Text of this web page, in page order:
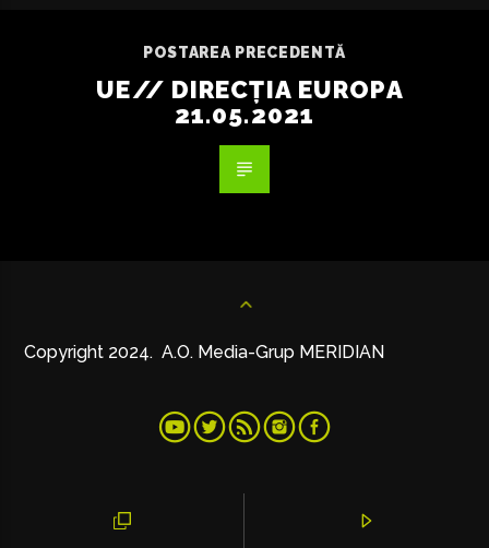
POSTAREA PRECEDENTĂ
UE// DIRECȚIA EUROPA
21.05.2021
Copyright 2024. A.O. Media-Grup MERIDIAN